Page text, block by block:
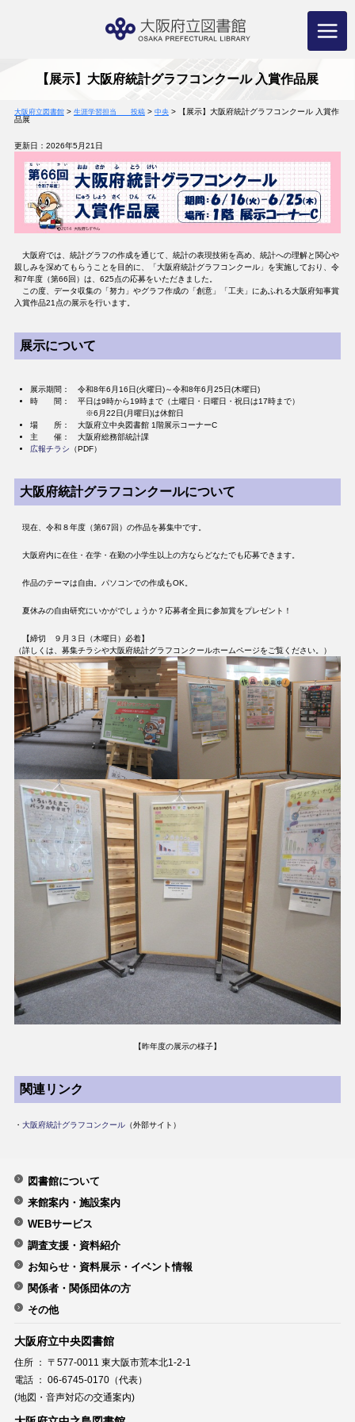
【展示】大阪府統計グラフコンクール 入賞作品展
大阪府立図書館> 生涯学習担当 投稿> 中央>
【展示】大阪府統計グラフコンクール 入賞作
品展
更新日：2026年5月21日
大阪府では、統計グラフの作成を通じて、統計の表現技術を高め、統計への理解と関心や
親しみを深めてもらうことを目的に、「大阪府統計グラフコンクール」を実施しており、令
和7年度（第66回）は、625点の応募をいただきました。
この度、データ収集の「努力」やグラフ作成の「創意」「工夫」にあふれる大阪府知事賞
入賞作品21点の展示を行います。
展示について
展示期間： 令和8年6月16日(火曜日)～令和8年6月25日(木曜日)
時 間： 平日は9時から19時まで（土曜日・日曜日・祝日は17時まで）
※6月22日(月曜日)は休館日
場 所： 大阪府立中央図書館 1階展示コーナーC
主 催： 大阪府総務部統計課
広報チラシ （PDF）
大阪府統計グラフコンクールについて
現在、令和８年度（第67回）の作品を募集中です。
大阪府内に在住・在学・在勤の小学生以上の方ならどなたでも応募できます。
作品のテーマは自由。パソコンでの作成もOK。
夏休みの自由研究にいかがでしょうか？応募者全員に参加賞をプレゼント！
【締切 ９月３日（木曜日）必着】
（詳しくは、募集チラシや大阪府統計グラフコンクールホームページをご覧ください。）
【昨年度の展示の様子】
関連リンク
・ 大阪府統計グラフコンクール（外部サイト）
図書館について
来館案内・施設案内
WEBサービス
調査支援・資料紹介
お知らせ・資料展示・イベント情報
関係者・関係団体の方
その他
大阪府立中央図書館
住所 ： 〒577-0011 東大阪市荒本北1-2-1
電話 ： 06-6745-0170（代表）
(地図・音声対応の交通案内)